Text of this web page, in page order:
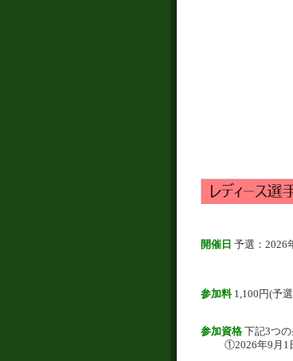
開催日 予選：2026
参加料1,100円(予
参加資格 下記3つ
①2026年9月1